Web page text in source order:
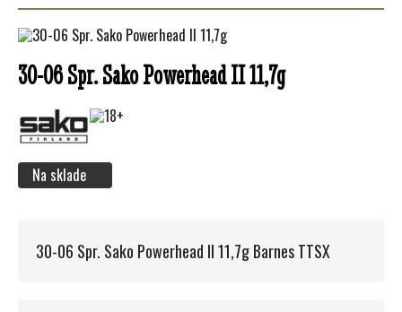
30-06 Spr. Sako Powerhead II 11,7g
Na sklade
30-06 Spr. Sako Powerhead II 11,7g Barnes TTSX